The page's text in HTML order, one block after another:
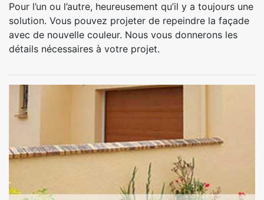
Pour l’un ou l’autre, heureusement qu’il y a toujours une
solution. Vous pouvez projeter de repeindre la façade
avec de nouvelle couleur. Nous vous donnerons les
détails nécessaires à votre projet.